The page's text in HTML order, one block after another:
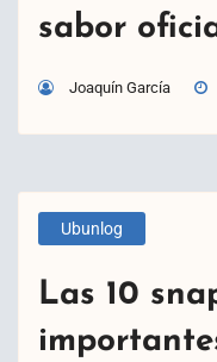
sabor
Joaquín García
Ubunlog
Las 10